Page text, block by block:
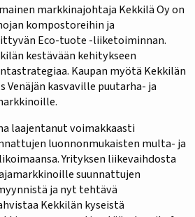
kompostoreihin ja
Eco-tuote -liiketoiminnan.
kestävään kehitykseen
Kaupan myötä Kekkilän
Venäjän kasvaville puutarha- ja
laajentanut voimakkaasti
luonnonmukaisten multa- ja
Yrityksen liikevaihdosta
suunnattujen
ja nyt tehtävä
Kekkilän kyseistä